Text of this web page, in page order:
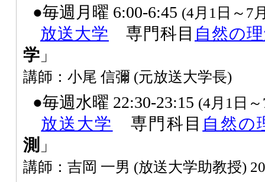
●毎週月曜 6:00-6:45 (4月1日～7
放送大学 専門科目 自然の
学 」
講師：小尾 信彌 (元放送大学長)
●毎週水曜 22:30-23:15 (4月1日
放送大学 専門科目 自然の
測 」
講師：吉岡 一男 (放送大学助教授)